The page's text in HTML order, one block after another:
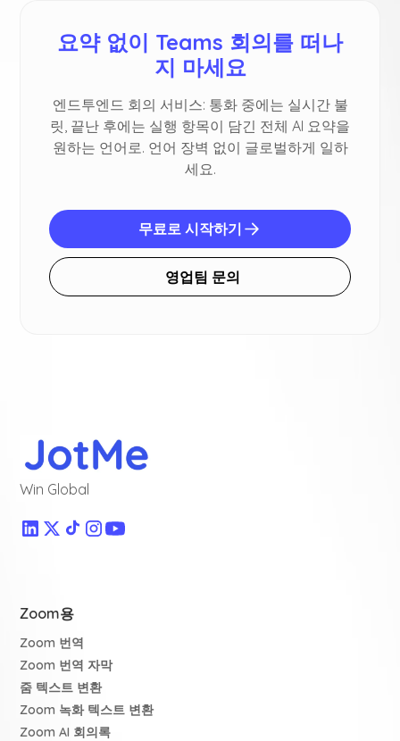
요약 없이 Teams 회의를 떠나
지 마세요
엔드투엔드 회의 서비스: 통화 중에는 실시간 불
릿, 끝난 후에는 실행 항목이 담긴 전체 AI 요약을
원하는 언어로. 언어 장벽 없이 글로벌하게 일하
세요.
무료로 시작하기
영업팀 문의
Win Global
Zoom용
Zoom 번역
Zoom 번역 자막
줌 텍스트 변환
Zoom 녹화 텍스트 변환
Zoom AI 회의록